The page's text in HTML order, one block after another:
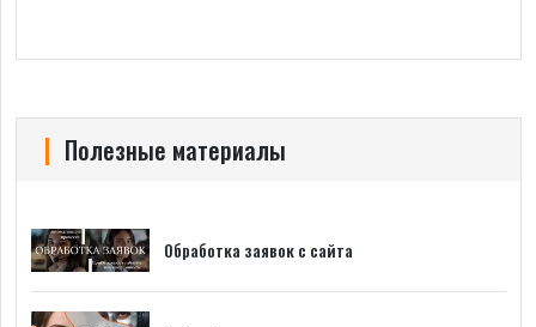
Полезные материалы
Обработка заявок с сайта